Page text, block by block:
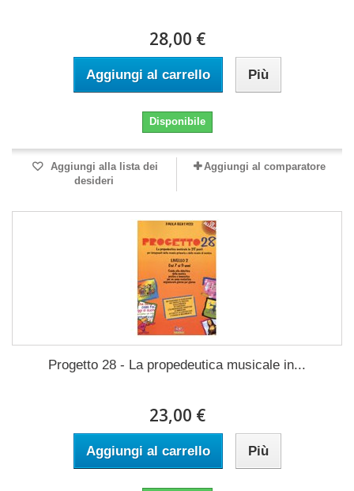
28,00 €
Aggiungi al carrello Più
Disponibile
Aggiungi alla lista dei
desideri
Aggiungi al comparatore
Progetto 28 - La propedeutica musicale in...
23,00 €
Aggiungi al carrello Più